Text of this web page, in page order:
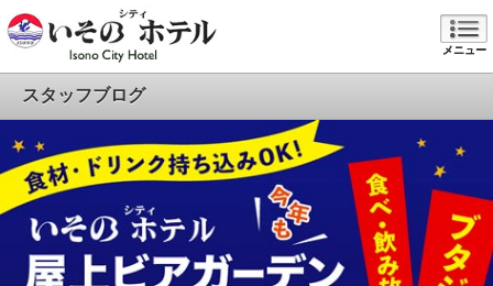
メニュー
スタッフブログ